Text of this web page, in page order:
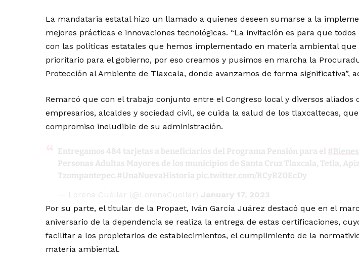
La mandataria estatal hizo un llamado a quienes deseen sumarse a la
mejores prácticas e innovaciones tecnológicas. “La invitación es para que todos
con las políticas estatales que hemos implementado en materia ambiental que
prioritario para el gobierno, por eso creamos y pusimos en marcha la
Protección al Ambiente de Tlaxcala, donde avanzamos de forma significativa”,
Remarcó que con el trabajo conjunto entre el Congreso local y diversos aliados
empresarios, alcaldes y sociedad civil, se cuida la salud de los tlaxcaltecas,
compromiso ineludible de su administración.
Entregamos 484 tarjetas a beneficiarios del Programa Pensión para el
Personas Adultas Mayores de los municipios de Santa Cruz Tlaxcala, Tetla,
Tzompantepec.#UnaNuevaHistoria pic.twitter.com/RCyRZ0EcDy
— Lorena Cuéllar (@LorenaCuellar) January 17, 2023
Por su parte, el titular de la Propaet, Iván García Juárez destacó que en el
aniversario de la dependencia se realiza la entrega de estas certificaciones,
facilitar a los propietarios de establecimientos, el cumplimiento de la
materia ambiental.